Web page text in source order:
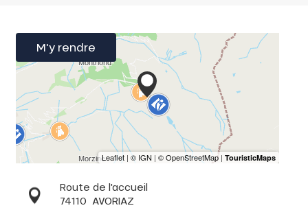
M'y rendre
Route de l'accueil
74110 AVORIAZ